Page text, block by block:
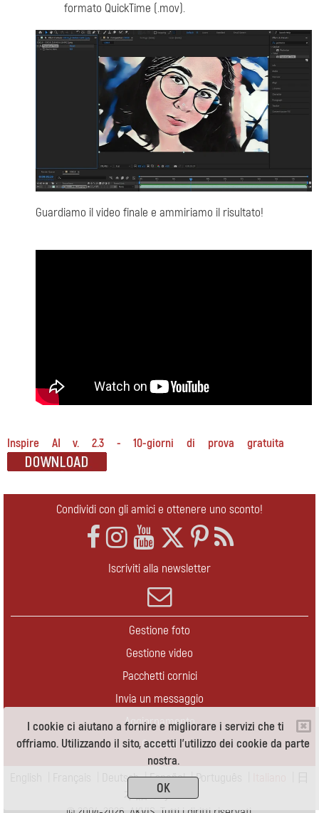
I cookie ci aiutano a fornire e migliorare i servizi che ti
offriamo. Utilizzando il sito, accetti l'utilizzo dei cookie da parte
nostra.
OK
formato QuickTime (.mov).
Guardiamo il video finale e ammiriamo il risultato!
Inspire AI v. 2.3 - 10-giorni di prova gratuita
Condividi con gli amici e ottenere uno sconto!
Iscriviti alla newsletter
Gestione foto
Gestione video
Pacchetti cornici
Invia un messaggio
Aggiornamento
Contatti
Deutsch|Español|Português
本語|Pусский